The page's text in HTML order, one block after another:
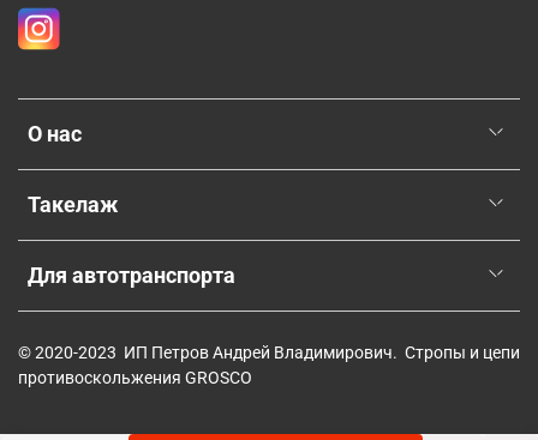
О нас
Такелаж
Для автотранспорта
© 2020-2023 ИП Петров Андрей Владимирович. Стропы и цепи
противоскольжения GROSCO